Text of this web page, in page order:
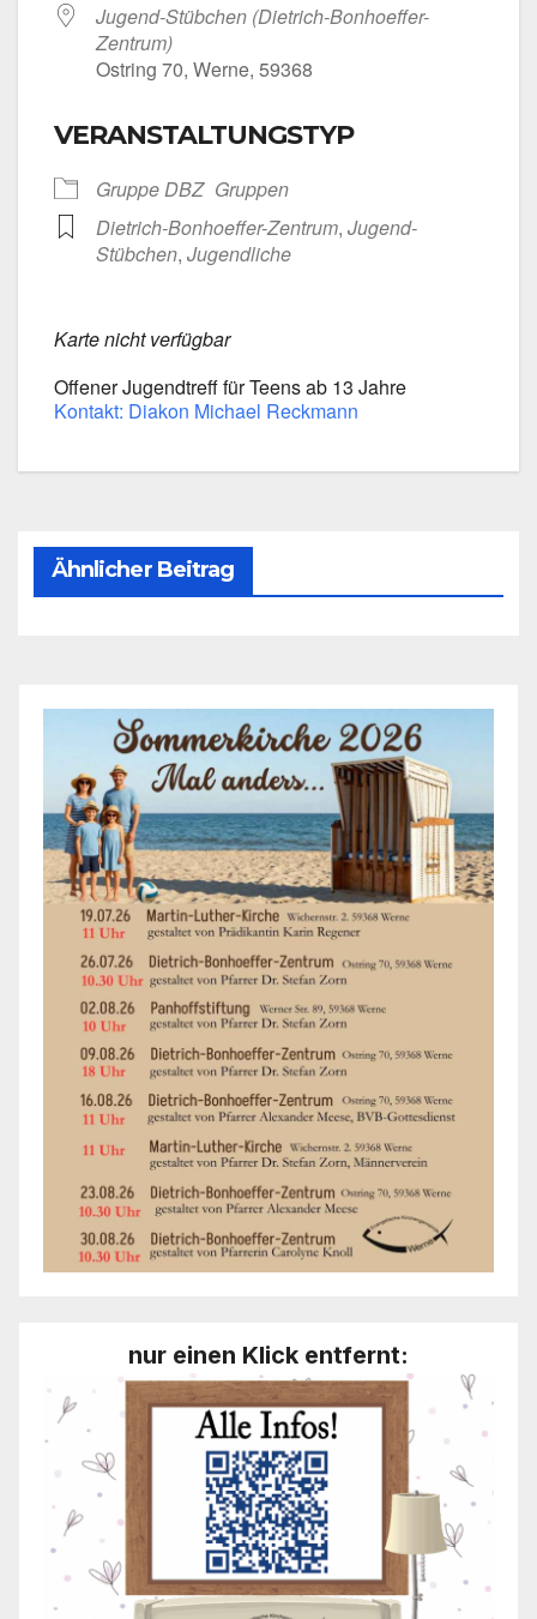
Jugend-Stübchen (Dietrich-Bonhoeffer-
Zentrum)
Ost­ring 70, Wer­ne, 59368
VERANSTALTUNGSTYP
Grup­pe DBZ Grup­pen
Dietrich-Bonhoeffer-Zentrum, Jugend-
Stübchen, Jugend­li­che
Kar­te nicht ver­füg­bar
Offe­ner Jugend­treff für Teens ab 13 Jah­re
Kon­takt: Dia­kon Micha­el Reck­mann
Ähnlicher Beitrag
nur einen Klick entfernt: